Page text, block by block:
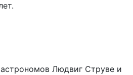
Людвиг Струве и